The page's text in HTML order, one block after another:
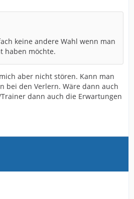
sondern eher die
kommen was Torgefährlich(er)
schwer werden ehrlich
weg und bei allem Respekt vor
das in der Rückrunde mit viel
Drittliga-Niveau mit
keine andere Wahl wenn man
haben möchte.
aber nicht stören. Kann man
bei den Verlern. Wäre dann auch
dann auch die Erwartungen